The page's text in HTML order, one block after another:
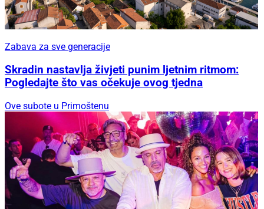
Zabava za sve generacije
Skradin nastavlja živjeti punim ljetnim ritmom:
Pogledajte što vas očekuje ovog tjedna
Ove subote u Primoštenu